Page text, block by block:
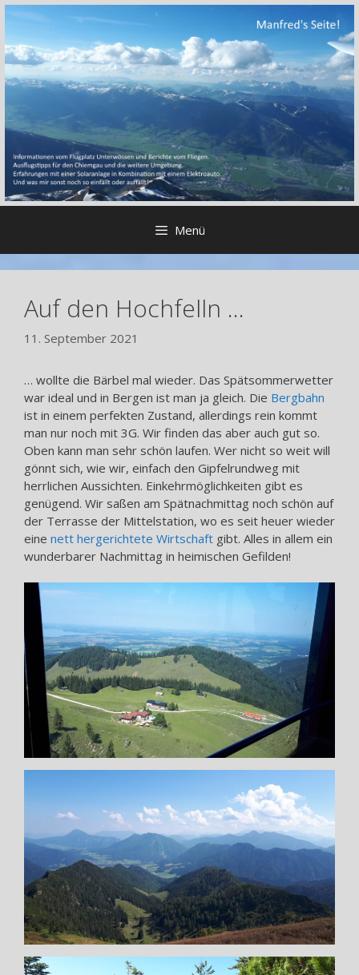
Zum
springen
Menü
Auf den Hochfelln …
11. September 2021
… wollte die Bärbel mal wieder. Das Spätsommerwetter
war ideal und in Bergen ist man ja gleich. Die Bergbahn
ist in einem perfekten Zustand, allerdings rein kommt
man nur noch mit 3G. Wir finden das aber auch gut so.
Oben kann man sehr schön laufen. Wer nicht so weit will
gönnt sich, wie wir, einfach den Gipfelrundweg mit
herrlichen Aussichten. Einkehrmöglichkeiten gibt es
genügend. Wir saßen am Spätnachmittag noch schön auf
der Terrasse der Mittelstation, wo es seit heuer wieder
eine nett hergerichtete Wirtschaft gibt. Alles in allem ein
wunderbarer Nachmittag in heimischen Gefilden!